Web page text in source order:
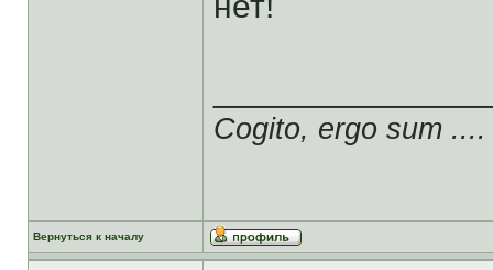
Cogito, ergo sum ....
Вернуться к началу